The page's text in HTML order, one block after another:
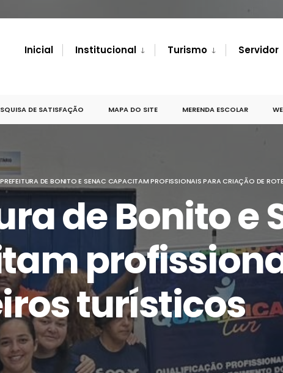
Inicial Institucional Turismo Servidor
DE SATISFAÇÃO MAPA DO SITE MERENDA ESCOLAR
PREFEITURA DE BONITO E SENAC CAPACITAM PROFISSIONAIS PARA CRIAÇÃO DE
de Bonito e
turísticos